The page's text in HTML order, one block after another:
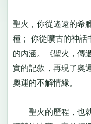
聖火，你從遙遠的希
種； 你從曠古的神話
的內涵。《聖火，傳
實的記敘，再現了奧
奧運的不解情緣。
聖火的歷程，也就